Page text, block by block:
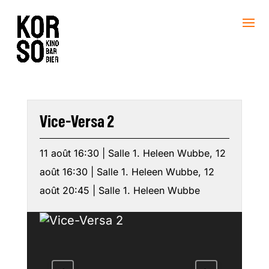
Vice-Versa 2
11 août 16:30 | Salle 1. Heleen Wubbe, 12
août 16:30 | Salle 1. Heleen Wubbe, 12
août 20:45 | Salle 1. Heleen Wubbe